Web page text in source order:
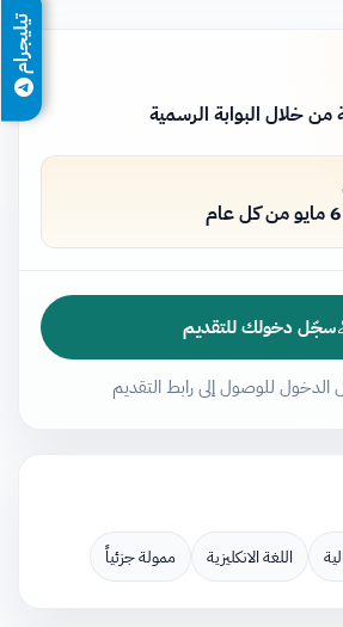
من خلال البوابة الرسمية
سجّل دخولك للتقديم
للوصول إلى رابط التقديم
اللغة الانكليزية ممولة جزئياً
تيليجرام